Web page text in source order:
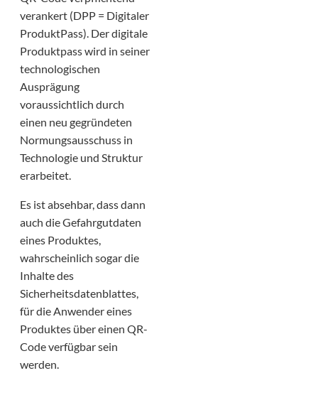
verankert (DPP = Digitaler
ProduktPass). Der digitale
Produktpass wird in seiner
technologischen
Ausprägung
voraussichtlich durch
einen neu gegründeten
Normungsausschuss in
Technologie und Struktur
erarbeitet.
Es ist absehbar, dass dann
auch die Gefahrgutdaten
eines Produktes,
wahrscheinlich sogar die
Inhalte des
Sicherheitsdatenblattes,
für die Anwender eines
Produktes über einen QR-
Code verfügbar sein
werden.